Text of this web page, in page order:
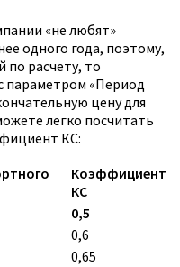
«не любят»
одного года, поэтому,
по расчету, то
параметром «Период
цену для
легко посчитать
КС:
Коэффициент
КС
0,5
0,6
0,65